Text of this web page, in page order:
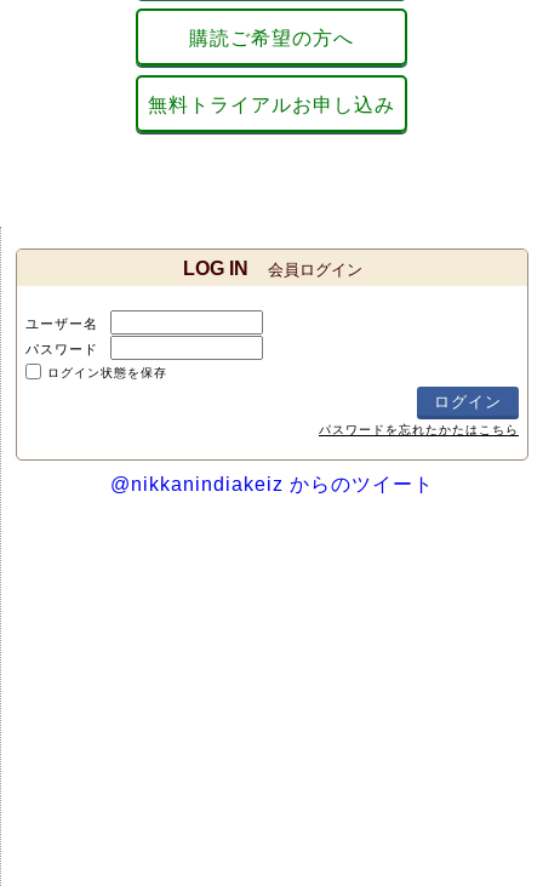
購読ご希望の方へ
無料トライアルお申し込み
LOG IN 会員ログイン
ユーザー名
パスワード
ログイン状態を保存
パスワードを忘れたかたはこちら
@nikkanindiakeiz からのツイート